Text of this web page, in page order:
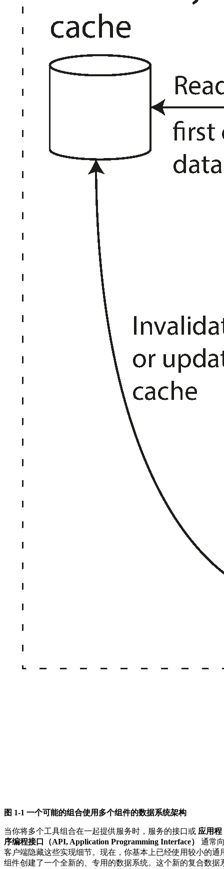
图 1-1 一个可能的组合使用多个组件的数据系统架构
当你将多个工具组合在一起提供服务时，服务的接口或 应用程
序编程接口（API, Application Programming Interface）
通常
客户端隐藏这些实现细节。现在，你基本上已经使用较小的通
组件创建了一个全新的、专用的数据系统。这个新的复合数据